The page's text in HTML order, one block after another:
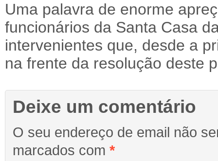
Uma palavra de enorme
funcionários da Santa Casa
intervenientes que, desde a
na frente da resolução deste
Deixe um comentário
O seu endereço de email não
marcados com *